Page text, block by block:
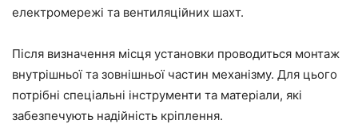
електромережі та вентиляційних шахт.
Після визначення місця установки проводиться монтаж
внутрішньої та зовнішньої частин механізму. Для цього
потрібні спеціальні інструменти та матеріали, які
забезпечують надійність кріплення.